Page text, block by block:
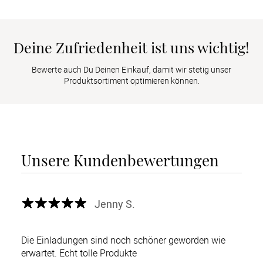
Deine Zufriedenheit ist uns wichtig!
Bewerte auch Du Deinen Einkauf, damit wir stetig unser
Produktsortiment optimieren können.
Unsere Kundenbewertungen
Jenny S.
Die Einladungen sind noch schöner geworden wie
erwartet. Echt tolle Produkte